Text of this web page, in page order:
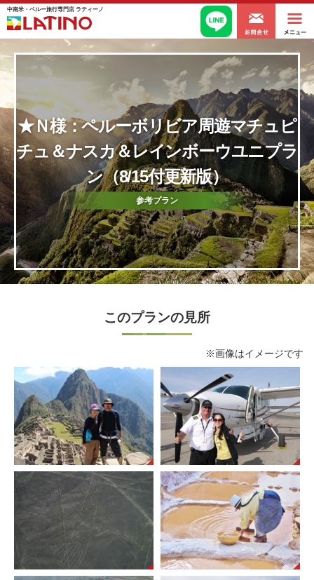
中南米・ペルー旅行専門店 ラティーノ
★Ｎ様：ペルーボリビア周遊マチュピ
チュ＆ナスカ＆レインボーウユニプラ
ン（8/15付更新版）
参考プラン
このプランの見所
※画像はイメージです